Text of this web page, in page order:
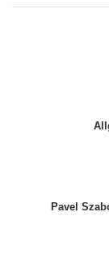
Pavel